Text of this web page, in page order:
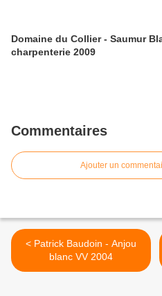
Domaine du Collier - Saumur
charpenterie 2009
Commentaires
Ajouter un
< Patrick Baudoin - Anjou
blanc VV 2004